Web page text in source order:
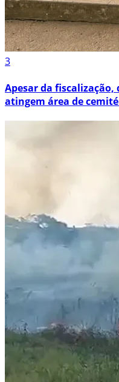
3
Apesar da
atingem área de